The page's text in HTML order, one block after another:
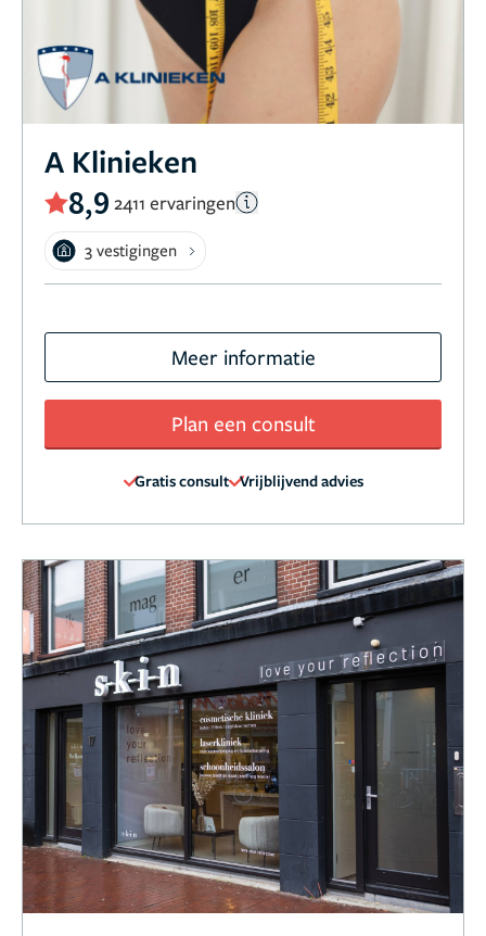
A Klinieken
8,9 2411 ervaringen
3 vestigingen
Meer informatie
Plan een consult
Gratis consult Vrijblijvend advies